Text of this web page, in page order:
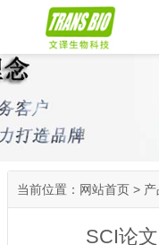
当前位置： 网站首页 >
SCI论